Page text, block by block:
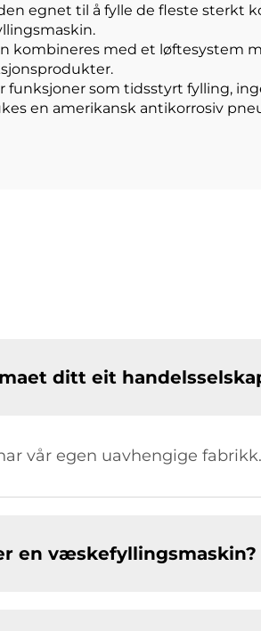
egnet til å fylle de fleste sterkt
kombineres med et løftesystem
funksjoner som tidsstyrt fylling,
en amerikansk antikorrosiv
ditt eit
vår egen uavhengige fabrikk.
en væskefyllingsmaskin?